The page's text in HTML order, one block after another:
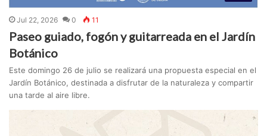
Jul 22, 2026 0 11
Paseo guiado, fogón y guitarreada en el Jardín
Botánico
Este domingo 26 de julio se realizará una propuesta especial en el
Jardín Botánico, destinada a disfrutar de la naturaleza y compartir
una tarde al aire libre.